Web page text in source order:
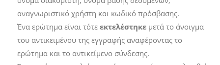
αναγνωριστικό χρήστη και κωδικό πρόσβασης.
Ένα ερώτημα είναι τότε εκτελέστηκε μετά το άνοιγμα
του αντικειμένου της εγγραφής αναφέροντας το
ερώτημα και το αντικείμενο σύνδεσης.